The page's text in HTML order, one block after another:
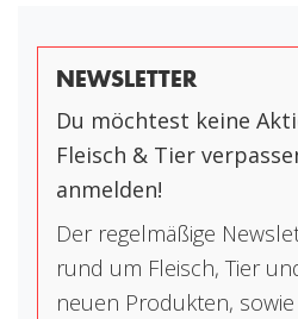
NEWSLETTER
Du möchtest keine
Fleisch & Tier
anmelden!
Der regelmäßige
rund um Fleisch, Tier
neuen Produkten,